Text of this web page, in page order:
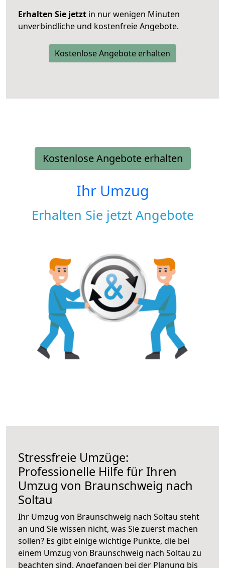
Erhalten Sie jetzt in nur wenigen Minuten
unverbindliche und kostenfreie Angebote.
Kostenlose Angebote erhalten
Kostenlose Angebote erhalten
Ihr Umzug
Erhalten Sie jetzt Angebote
Stressfreie Umzüge:
Professionelle Hilfe für Ihren
Umzug von Braunschweig nach
Soltau
Ihr Umzug von Braunschweig nach Soltau steht
an und Sie wissen nicht, was Sie zuerst machen
sollen? Es gibt einige wichtige Punkte, die bei
einem Umzug von Braunschweig nach Soltau zu
beachten sind. Angefangen bei der Planung bis